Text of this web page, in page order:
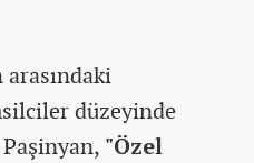
düzeyinde
Paşinyan, "Özel